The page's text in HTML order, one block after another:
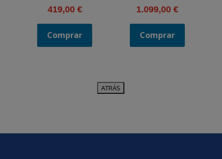
419,00 €
Comprar
1.099,00 €
Comprar